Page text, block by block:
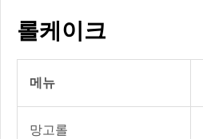
롤케이크
메뉴
망고롤